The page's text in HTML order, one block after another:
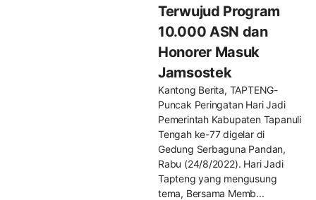
Terwujud Program
10.000 ASN dan
Honorer Masuk
Jamsostek
Kantong Berita, TAPTENG-
Puncak Peringatan Hari Jadi
Pemerintah Kabupaten Tapanuli
Tengah ke-77 digelar di
Gedung Serbaguna Pandan,
Rabu (24/8/2022). Hari Jadi
Tapteng yang mengusung
tema, Bersama Memb...